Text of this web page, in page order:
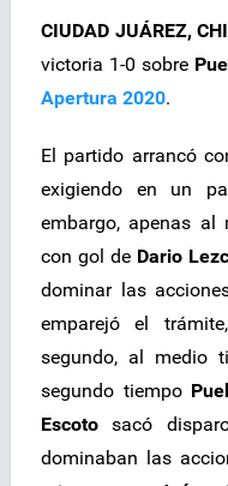
CIUDAD JUÁREZ,
victoria 1-0 sobre
Apertura 2020.
El partido arrancó
exigiendo en un
embargo, apenas
con gol de Dario
dominar las
emparejó el
segundo, al medio
segundo tiempo
Escoto sacó
dominaban las